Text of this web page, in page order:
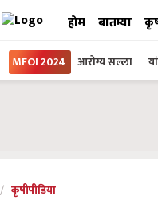
होम बातम्या
MFOI 2024 आरोग्य सल्ला
कृषीपीडिया